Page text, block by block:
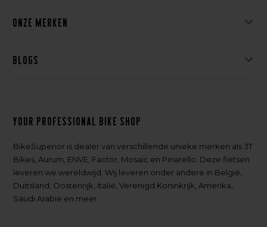
Onze merken
Blogs
Your professional bike shop
BikeSuperior is dealer van verschillende unieke merken als 3T
Bikes, Aurum, ENVE, Factor, Mosaic en Pinarello. Deze fietsen
leveren we wereldwijd. Wij leveren onder andere in België,
Duitsland, Oostenrijk, Italië, Verenigd Koninkrijk, Amerika,
Saudi Arabië en meer.